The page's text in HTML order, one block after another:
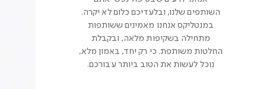
השותפים שלנו, ובלעדיכם כלום לא יקרה.
במנטליקס אנחנו מאמינים ששותפות
מתחילה בשקיפות מלאה, ובקבלת
החלטות משותפת. כי רק יחד, באמון מלא,
נוכל לעשות את הטוב ביותר עבורכם.